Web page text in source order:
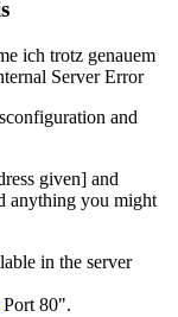
ich trotz genauem
Server Error
and
given] and
anything you might
in the server
Port 80".